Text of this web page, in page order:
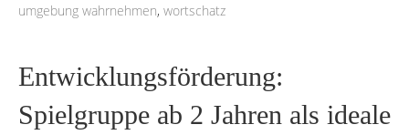
umgebung wahrnehmen, wortschatz
Entwicklungsförderung:
Spielgruppe ab 2 Jahren als ideale